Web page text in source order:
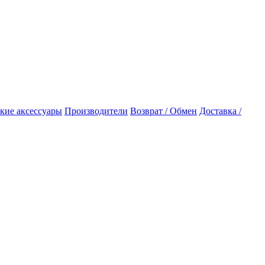
аксессуары Производители Возврат / Обмен Доставка /